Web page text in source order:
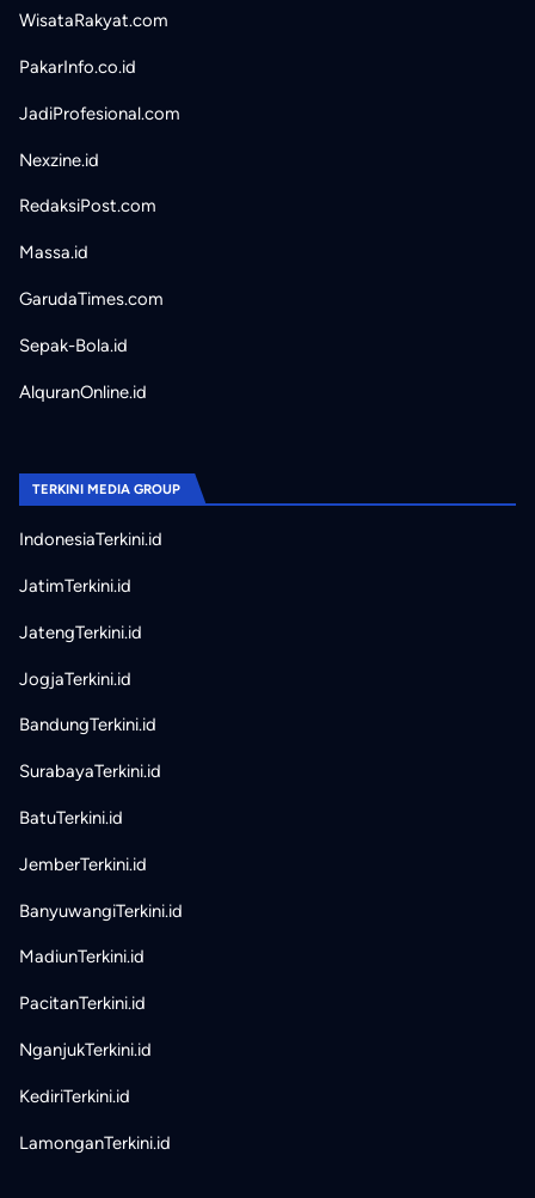
WisataRakyat.com
PakarInfo.co.id
JadiProfesional.com
Nexzine.id
RedaksiPost.com
Massa.id
GarudaTimes.com
Sepak-Bola.id
AlquranOnline.id
TERKINI MEDIA GROUP
IndonesiaTerkini.id
JatimTerkini.id
JatengTerkini.id
JogjaTerkini.id
BandungTerkini.id
SurabayaTerkini.id
BatuTerkini.id
JemberTerkini.id
BanyuwangiTerkini.id
MadiunTerkini.id
PacitanTerkini.id
NganjukTerkini.id
KediriTerkini.id
LamonganTerkini.id